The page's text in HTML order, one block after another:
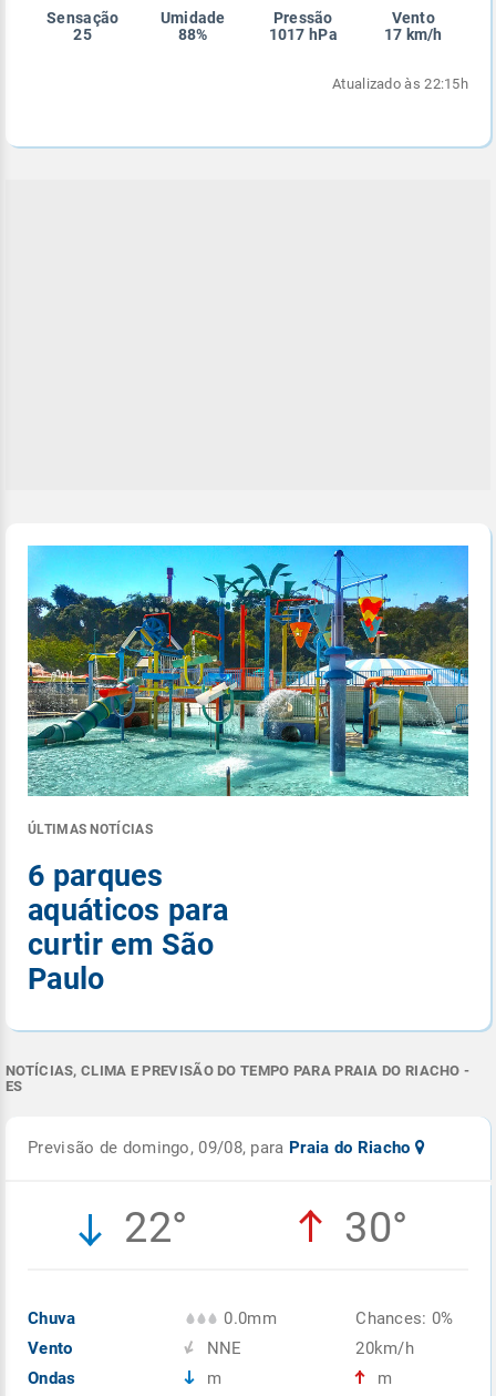
Sensação
25
Umidade
88%
Pressão
1017 hPa
Vento
17 km/h
Atualizado às 22:15h
ÚLTIMAS NOTÍCIAS
6 parques
aquáticos para
curtir em São
Paulo
NOTÍCIAS, CLIMA E PREVISÃO DO TEMPO PARA PRAIA DO RIACHO -
ES
Previsão de domingo, 09/08, para Praia do Riacho
22° 30°
Chuva
Vento
Ondas
0.0mm
NNE
m
Chances: 0%
20km/h
m
Enviar
Enviar
Enviar
Enviar
Enviar